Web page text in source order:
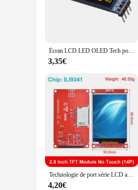
Écran LCD LED OLED Tech pour Ardu37, écran DIY, communication IIC, blanc et bleu, 0.91 pouces, 0.91 pouces, 0.91 pouces
3,35€
Technologie de port série LCD avec adaptateur PCB, écran LED pour Ardu37, Micro SD, ILI9341, ST7789V, 5V, 2.8 V, 240 pouces, 320x3.3 éventuelles I TFT, 2.8 pouces
4,20€